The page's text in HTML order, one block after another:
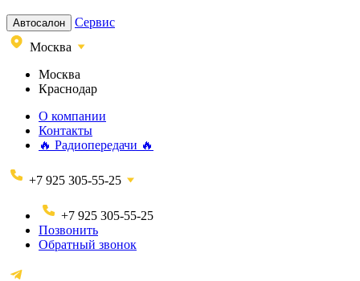
Автосалон
Сервис
Москва
Москва
Краснодар
О компании
Контакты
🔥 Радиопередачи 🔥
+7 925 305-55-25
+7 925 305-55-25
Позвонить
Обратный звонок